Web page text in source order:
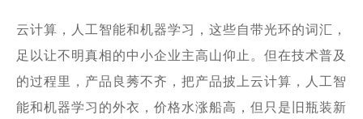
云计算，人工智能和机器学习，这些自带光环的词汇，
足以让不明真相的中小企业主高山仰止。但在技术普及
的过程里，产品良莠不齐，把产品披上云计算，人工智
能和机器学习的外衣，价格水涨船高，但只是旧瓶装新